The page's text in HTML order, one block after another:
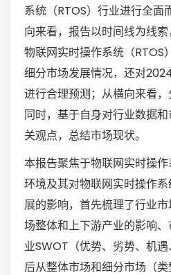
系统（RTOS）行业进行全面
向来看，报告以时间线为线
物联网实时操作系统（RTOS
细分市场发展情况，还对
进行合理预测；从横向来看
同时，基于自身对行业数据
关观点，总结市场现状。
本报告聚焦于物联网实时操
环境及其对物联网实时操作
展的影响，首先梳理了行业
场整体和上下游产业的影响
业SWOT（优势、劣势、机
后从整体市场和细分市场（